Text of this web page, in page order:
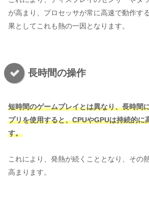
が高まり、プロセッサが常に高速で動作す
果としてこれも熱の一因となります。
長時間の操作
短時間のゲームプレイとは異なり、長時間
プリを使用すると、CPUやGPUは持続的に
す。
これにより、発熱が続くこととなり、その
高まります。